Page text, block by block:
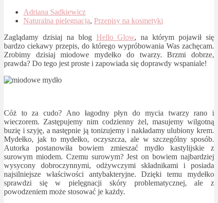
Adriana Sadkiewicz
Naturalna pielęgnacja, Przepisy na kosmetyki
Zaglądamy dzisiaj na blog Hello Glow, na którym pojawił się
bardzo ciekawy przepis, do którego wypróbowania Was zachęcam.
Zrobimy dzisiaj miodowe mydełko do twarzy. Brzmi dobrze,
prawda? Do tego jest proste i zapowiada się doprawdy wspaniale!
Cóż to za cudo? Ano łagodny płyn do mycia twarzy rano i
wieczorem. Zastępujemy nim codzienny żel, masujemy wilgotną
buzię i szyję, a następnie ją tonizujemy i nakładamy ulubiony krem.
Mydełko, jak to mydełko, oczyszcza, ale w szczególny sposób.
Autorka postanowiła bowiem zmieszać mydło kastylijskie z
surowym miodem. Czemu surowym? Jest on bowiem najbardziej
wysycony dobroczynnymi, odżywczymi składnikami i posiada
najsilniejsze właściwości antybakteryjne. Dzięki temu mydełko
sprawdzi się w pielęgnacji skóry problematycznej, ale z
powodzeniem może stosować je każdy.